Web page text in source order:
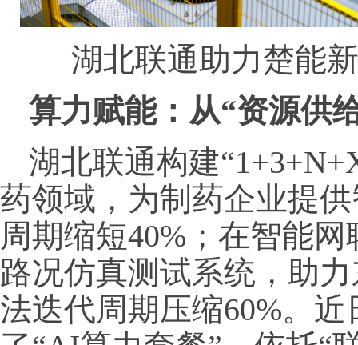
湖北联通助力楚能
算力赋能：从“资源供
湖北联通构建
药领域，为制药企业提
周期缩短40%；在智能
路况仿真测试系统，助
法迭代周期压缩60%。